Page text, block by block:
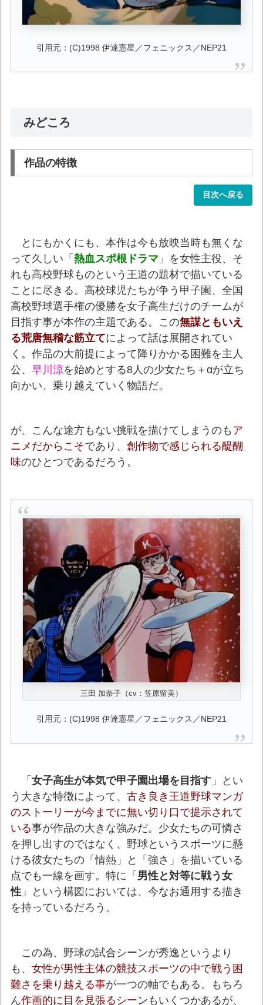
引用元：(C)1998 伊達憲星／フェニックス／NEP21
みどころ
作品の特徴
目次へ戻る
とにもかくにも、本作は今も放映当時も無くな
って久しい「熱血スポ根ドラマ 」を女性主役、そ
れも高校野球ものという王道の題材で描いている
ことに尽きる。高校球児たちが争う甲子園、全国
高校野球選手権の優勝を女子高生だけのチームが
目指す事が本作の主題である。この無謀ともいえ
る荒唐無稽な筋立てによって話は展開されてい
く。作品の大前提によって降りかかる困難を主人
公、早川涼を始めとする8人の少女たち＋αが立ち
向かい、乗り越えていく物語だ。
が、こんな途方もない挑戦を描けてしまうのも ア
ニメだからこそであり、創作物で感じられる醍醐
味のひとつであるだろう。
三田 加奈子（cv：笠原留美）
引用元：(C)1998 伊達憲星／フェニックス／NEP21
「女子高生が本気で甲子園出場を目指す 」とい
う大きな特徴によって、古き良き王道野球マンガ
のストーリーが今までに無い切り口で提示されて
いる事が作品の大きな強みだ。少女たちの可憐さ
を押し出すのではなく、野球というスポーツに懸
ける彼女たちの「情熱」と「強さ」を描いている
点でも一線を画す。特に「 男性と対等に戦う女
性 」という構図においては、今なお通用する描き
を持っているだろう。
この為、野球の試合シーンが秀逸というより
も、女性が男性主体の競技スポーツの中で戦う困
難さを乗り越える事が一つの軸でもある。もちろ
ん作画的に目を見張るシーン もいくつかあるが、